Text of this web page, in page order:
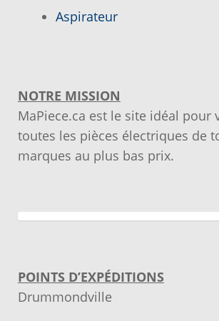
Notre objectif
Pour quel type d’appareil ?
Si vous ne trouvez pas la pièce
cherchez, on l’ajoute pour vous !
Vous ne trouvez pas la pièce sur
Aspirateur
NOTRE MISSION
MaPiece.ca est le site idéal pour
toutes les pièces électriques de
marques au plus bas prix.
POINTS D’EXPÉDITIONS
Drummondville